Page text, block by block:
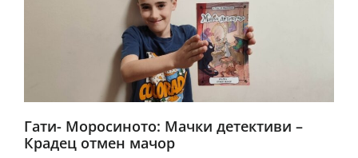
Гати- Моросиното: Мачки детективи –
Крадец отмен мачор